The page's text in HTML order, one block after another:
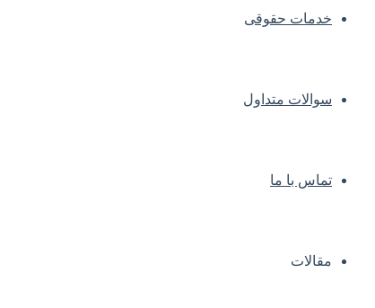
خدمات حقوقی
سوالات متداول
تماس با ما
مقالات